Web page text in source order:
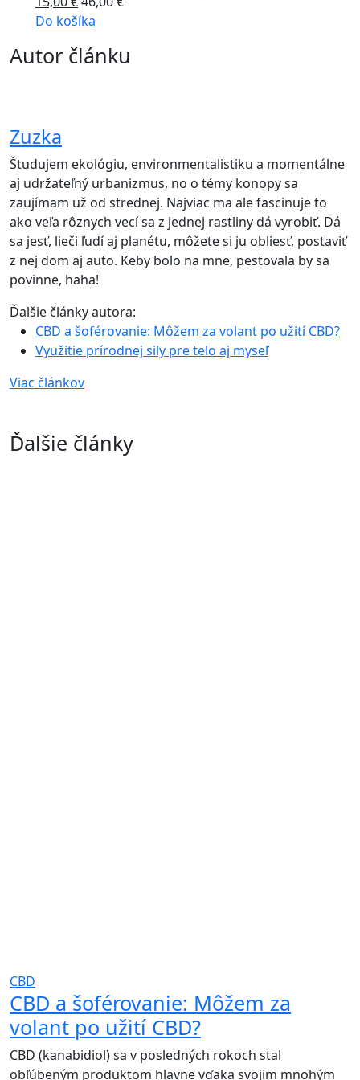
Do košíka
Autor článku
Zuzka
Študujem ekológiu, environmentalistiku a momentálne
aj udržateľný urbanizmus, no o témy konopy sa
zaujímam už od strednej. Najviac ma ale fascinuje to
ako veľa rôznych vecí sa z jednej rastliny dá vyrobiť. Dá
sa jesť, lieči ľudí aj planétu, môžete si ju obliesť, postaviť
z nej dom aj auto. Keby bolo na mne, pestovala by sa
povinne, haha!
Ďalšie články autora:
CBD a šoférovanie: Môžem za volant po užití CBD?
Využitie prírodnej sily pre telo aj myseľ
Viac článkov
Ďalšie články
CBD
CBD a šoférovanie: Môžem za
volant po užití CBD?
CBD (kanabidiol) sa v posledných rokoch stal
obľúbeným produktom hlavne vďaka svojim mnohým